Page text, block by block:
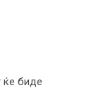
ќе биде